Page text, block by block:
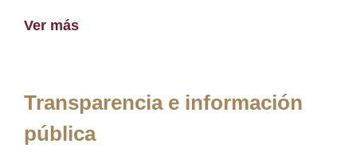
Ver más
Transparencia e información
pública